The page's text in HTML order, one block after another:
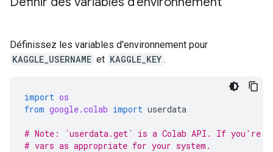
Définissez les variables d'environnement pour
KAGGLE_USERNAME et KAGGLE_KEY .
import os
from google.colab import userdata
# Note: `userdata.get` is a Colab API. If you're
# vars as appropriate for your system.